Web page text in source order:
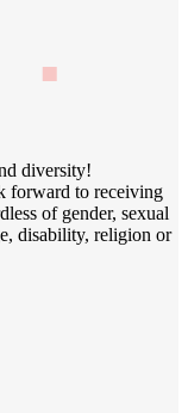
diversity!
forward to receiving
of gender, sexual
disability, religion or